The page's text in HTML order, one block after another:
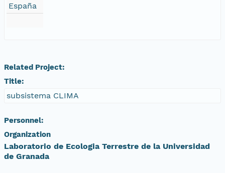
España
Related Project:
Title:
subsistema CLIMA
Personnel:
Organization
Laboratorio de Ecologia Terrestre de la Universidad
de Granada